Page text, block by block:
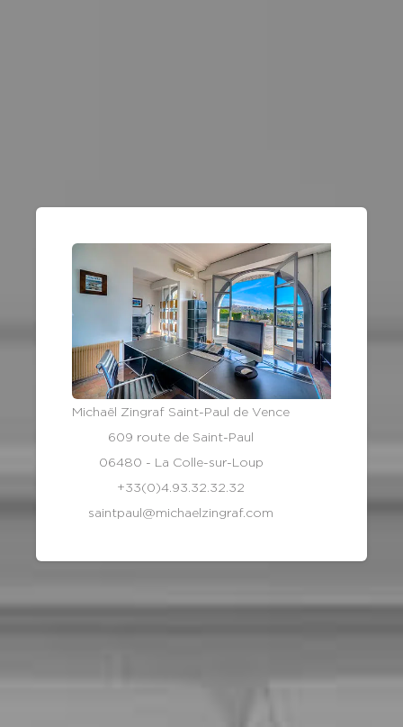
Michaël Zingraf Saint-Paul de Vence
609 route de Saint-Paul
06480 - La Colle-sur-Loup
+33(0)4.93.32.32.32
saintpaul@michaelzingraf.com